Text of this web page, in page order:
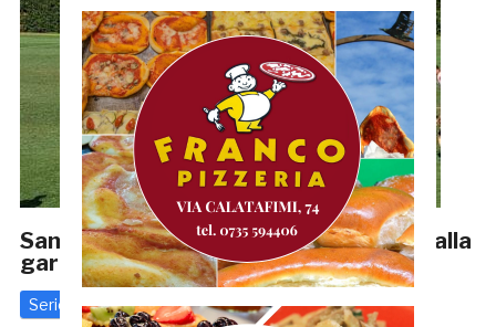
Samb, allenamenti a porte chiuse fino alla
gara di giovedì col Chieti
Serie D 25 Marzo 2024 diRiccardo Mancini